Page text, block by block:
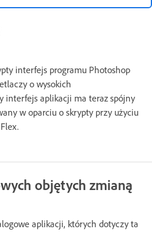
interfejs programu Photoshop
o wysokich
interfejs aplikacji ma teraz spójny
w oparciu o skrypty przy użyciu
objętych zmianą
aplikacji, których dotyczy ta